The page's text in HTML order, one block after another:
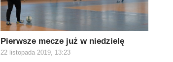
Pierwsze mecze już w niedzielę
22 listopada 2019, 13:23